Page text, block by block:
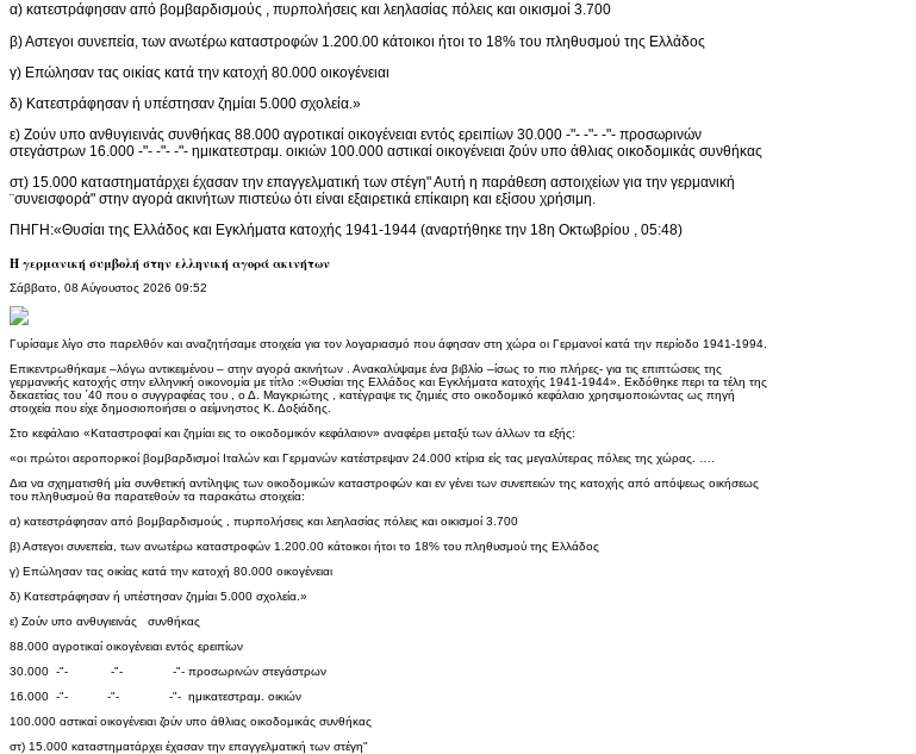
α) κατεστράφησαν από βομβαρδισμούς , πυρπολήσεις και λεηλασίας πόλεις και οικισμοί 3.700
β) Αστεγοι συνεπεία, των ανωτέρω καταστροφών 1.200.00 κάτοικοι ήτοι το 18% του πληθυσμού της Ελλάδος
γ) Επώλησαν τας οικίας κατά την κατοχή 80.000 οικογένειαι
δ) Κατεστράφησαν ή υπέστησαν ζημίαι 5.000 σχολεία.»
ε) Ζούν υπο ανθυγιεινάς συνθήκας 88.000 αγροτικαί οικογένειαι εντός ερειπίων 30.000 -"- -"- -"- προσωρινών
στεγάστρων 16.000 -"- -"- -"- ημικατεστραμ. οικιών 100.000 αστικαί οικογένειαι ζούν υπο άθλιας οικοδομικάς συνθήκας
στ) 15.000 καταστηματάρχει έχασαν την επαγγελματική των στέγη" Αυτή η παράθεση αστοιχείων για την γερμανική
¨συνεισφορά" στην αγορά ακινήτων πιστεύω ότι είναι εξαιρετικά επίκαιρη και εξίσου χρήσιμη.
ΠΗΓΗ:«Θυσίαι της Ελλάδος και Εγκλήματα κατοχής 1941-1944 (αναρτήθηκε την 18η Οκτωβρίου , 05:48)
Η γερμανική συμβολή στην ελληνική αγορά ακινήτων
Σάββατο, 08 Αύγουστος 2026 09:52
Γυρίσαμε λίγο στο παρελθόν και αναζητήσαμε στοιχεία για τον λογαριασμό που άφησαν στη χώρα οι Γερμανοί κατά την περίοδο 1941-1994.
Επικεντρωθήκαμε –λόγω αντικειμένου – στην αγορά ακινήτων . Ανακαλύψαμε ένα βιβλίο –ίσως το πιο πλήρες- για τις επιπτώσεις της
γερμανικής κατοχής στην ελληνική οικονομία με τίτλο :«Θυσίαι της Ελλάδος και Εγκλήματα κατοχής 1941-1944». Εκδόθηκε περι τα τέλη της
δεκαετίας του ΄40 που ο συγγραφέας του , ο Δ. Μαγκριώτης , κατέγραψε τις ζημιές στο οικοδομικό κεφάλαιο χρησιμοποιώντας ως πηγή
στοιχεία που είχε δημοσιοποιήσει ο αείμνηστος Κ. Δοξιάδης.
Στο κεφάλαιο «Καταστροφαί και ζημίαι εις το οικοδομικόν κεφάλαιον» αναφέρει μεταξύ των άλλων τα εξής:
«οι πρώτοι αεροπορικοί βομβαρδισμοί Ιταλών και Γερμανών κατέστρεψαν 24.000 κτίρια είς τας μεγαλύτερας πόλεις της χώρας. ….
Δια να σχηματισθή μία συνθετική αντίληψις των οικοδομικών καταστροφών και εν γένει των συνεπειών της κατοχής από απόψεως οικήσεως
του πληθυσμού θα παρατεθούν τα παρακάτω στοιχεία:
α) κατεστράφησαν από βομβαρδισμούς , πυρπολήσεις και λεηλασίας πόλεις και οικισμοί 3.700
β) Αστεγοι συνεπεία, των ανωτέρω καταστροφών 1.200.00 κάτοικοι ήτοι το 18% του πληθυσμού της Ελλάδος
γ) Επώλησαν τας οικίας κατά την κατοχή 80.000 οικογένειαι
δ) Κατεστράφησαν ή υπέστησαν ζημίαι 5.000 σχολεία.»
ε) Ζούν υπο ανθυγιεινάς συνθήκας
88.000 αγροτικαί οικογένειαι εντός ερειπίων
30.000 -"- -"- -"- προσωρινών στεγάστρων
16.000 -"- -"- -"- ημικατεστραμ. οικιών
100.000 αστικαί οικογένειαι ζούν υπο άθλιας οικοδομικάς συνθήκας
στ) 15.000 καταστηματάρχει έχασαν την επαγγελματική των στέγη"